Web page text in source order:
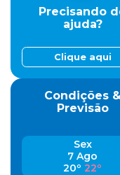
Precisando
ajuda?
Clique aqui
Condições &
Previsão
Sex
7 Ago
20º 22º